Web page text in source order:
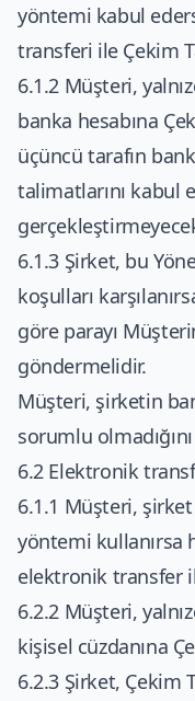
yöntemi kabul
transferi ile Çekim
6.1.2 Müşteri,
banka hesabına
üçüncü tarafın
talimatlarını kabul
6.1.3 Şirket, bu
koşulları
göre parayı
göndermelidir.
Müşteri, şirketin
sorumlu
6.2 Elektronik
6.1.1 Müşteri,
yöntemi kullanırsa
elektronik transfer
6.2.2 Müşteri,
kişisel cüzdanına
6.2.3 Şirket, Çekim